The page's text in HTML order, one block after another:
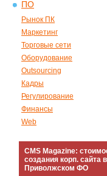
ПО
Рынок ПК
Маркетинг
Торговые сети
Оборудование
Outsourcing
Кадры
Регулирование
Финансы
Web
CMS Magazine:
создания корп. сайта в
Приволжском ФО